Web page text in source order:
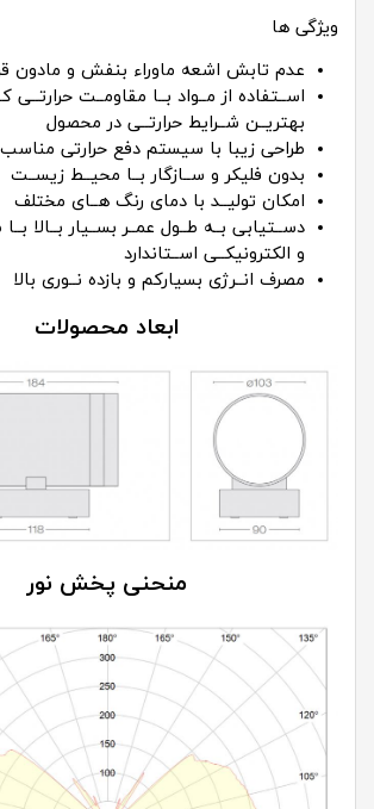
ویژگی ها
عدم تابش اشعه ماوراء بنفش و مادون
اســتفاده از مــواد بــا مقاومــت
بهتریــن شــرایط حرارتــی در محصول
طراحی زیبا با سیستم دفع حرارتی مناسب
بدون فلیکر و ســازگار بــا محیــط زیســت
امکان تولیــد با دمای رنگ هــای مختلف
دســتیابی بــه طــول عمــر بســیار بــالا
و الکترونیکــی اســتاندارد
مصرف انــرژی بسیارکم و بازده نــوری بالا
ابعاد محصولات
منحنی پخش نور